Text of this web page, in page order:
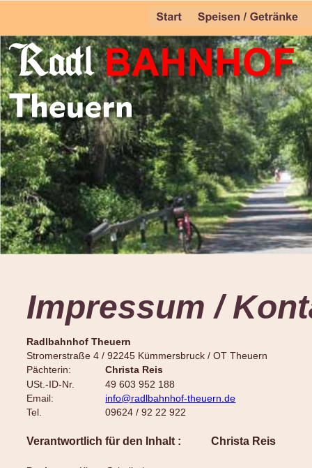
Impressum /
Radlbahnhof Theuern
Stromerstraße 4 / 92245 Kümmersbruck / OT Theuern
Pächterin:
Christa Reis
USt.-ID-Nr.
49 603 952 188
Email:
info@radlbahnhof-theuern.de
Tel.
09624 / 92 22 922
Verantwortlich für den Inhalt : Christa Reis